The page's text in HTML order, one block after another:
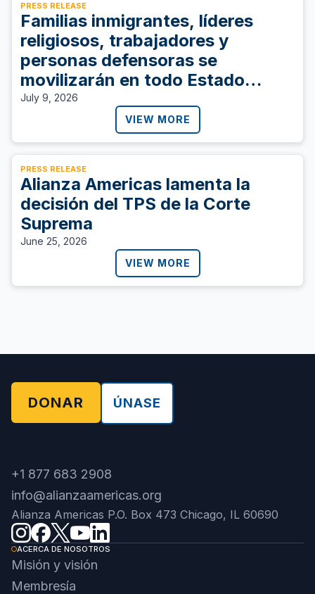
PRESS RELEASE
Familias inmigrantes, líderes
religiosos, trabajadores y
personas defensoras se
movilizarán en todo Estado
Unidos para exigir al Congreso
que proteja a las personas con
TPS y vote SÍ a la S. 4814
July 9, 2026
VIEW MORE
PRESS RELEASE
Alianza Americas lamenta la
decisión del TPS de la Corte
Suprema
June 25, 2026
VIEW MORE
DONAR ÚNASE
+1 877 683 2908
info@alianzaamericas.org
Alianza Americas P.O. Box 473 Chicago, IL 60690
ACERCA DE NOSOTROS
Misión y visión
Membresía